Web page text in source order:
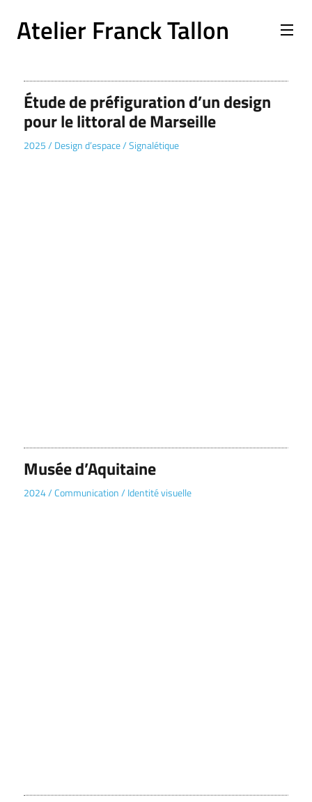
Atelier Franck Tallon
Étude de préfiguration d’un design
pour le littoral de Marseille
2025/Design d’espace/Signalétique
Musée d’Aquitaine
2024/Communication/Identité visuelle